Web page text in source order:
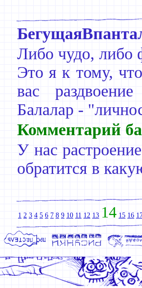
Либо чудо, либо
Это я к тому,
вас
Балалар -
Комментарий
У нас
обратится в
1 2 3 4 5 6 7 8 9 10 11 12 13 14 15 16